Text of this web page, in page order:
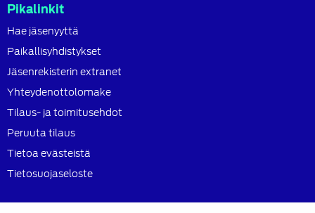
Pikalinkit
Hae jäsenyyttä
Paikallisyhdistykset
Jäsenrekisterin extranet
Yhteydenottolomake
Tilaus- ja toimitusehdot
Peruuta tilaus
Tietoa evästeistä
Tietosuojaseloste